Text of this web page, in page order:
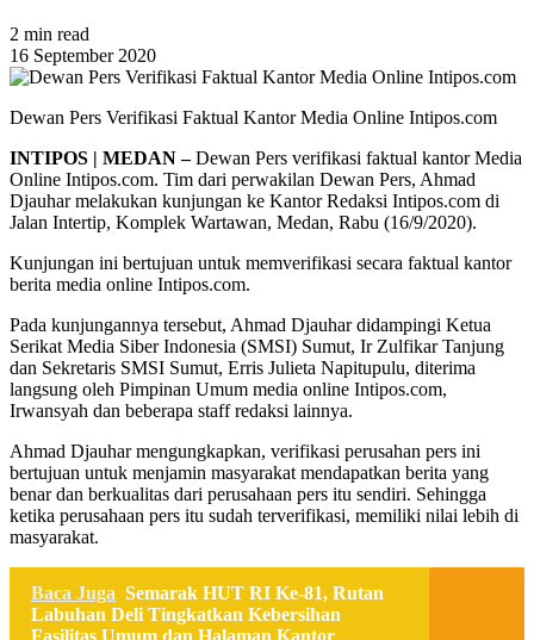
2 min read
16 September 2020
Dewan Pers Verifikasi Faktual Kantor Media Online Intipos.com
INTIPOS | MEDAN –Dewan Pers verifikasi faktual kantor Media
Online Intipos.com. Tim dari perwakilan Dewan Pers, Ahmad
Djauhar melakukan kunjungan ke Kantor Redaksi Intipos.com di
Jalan Intertip, Komplek Wartawan, Medan, Rabu (16/9/2020).
Kunjungan ini bertujuan untuk memverifikasi secara faktual kantor
berita media online Intipos.com.
Pada kunjungannya tersebut, Ahmad Djauhar didampingi Ketua
Serikat Media Siber Indonesia (SMSI) Sumut, Ir Zulfikar Tanjung
dan Sekretaris SMSI Sumut, Erris Julieta Napitupulu, diterima
langsung oleh Pimpinan Umum media online Intipos.com,
Irwansyah dan beberapa staff redaksi lainnya.
Ahmad Djauhar mengungkapkan, verifikasi perusahan pers ini
bertujuan untuk menjamin masyarakat mendapatkan berita yang
benar dan berkualitas dari perusahaan pers itu sendiri. Sehingga
ketika perusahaan pers itu sudah terverifikasi, memiliki nilai lebih di
masyarakat.
Baca Juga Semarak HUT RI Ke-81, Rutan
Labuhan Deli Tingkatkan Kebersihan
Fasilitas Umum dan Halaman Kantor